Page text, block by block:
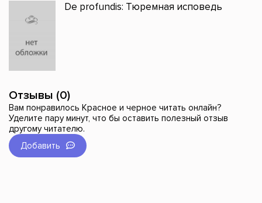
De profundis: Тюремная исповедь
Отзывы (0)
Вам понравилось Красное и черное читать онлайн?
Уделите пару минут, что бы оставить полезный отзыв
другому читателю.
Добавить